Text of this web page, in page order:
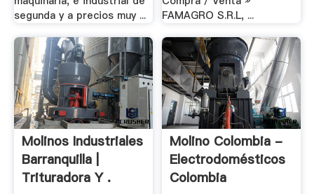
segunda y a precios muy ...
FAMAGRO S.R.L, ...
Molinos Industriales
Barranquilla |
Trituradora Y .
Molino Colombia -
Electrodomésticos
Colombia